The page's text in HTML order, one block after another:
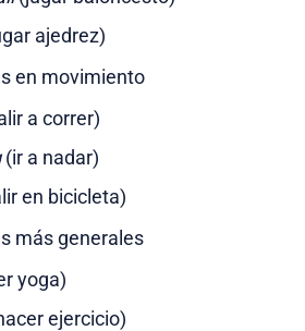
ajedrez)
en movimiento
a correr)
(ir a nadar)
en bicicleta)
más generales
yoga)
ejercicio)